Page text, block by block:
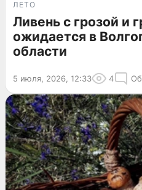
ЛЕТО
Ливень с грозой и
ожидается в
области
5 июля, 2026, 12:33 4